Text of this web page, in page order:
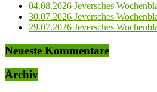
04.08.2026 Jeversches
30.07.2026 Jeversches
29.07.2026 Jeversches
Neueste Kommentare
Archiv